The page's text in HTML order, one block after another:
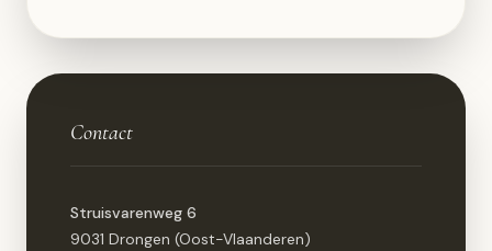
Contact
Struisvarenweg 6
9031 Drongen (Oost-Vlaanderen)